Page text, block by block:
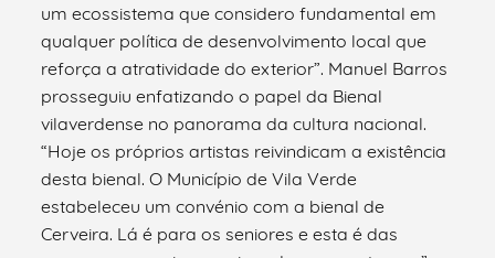
um ecossistema que considero fundamental em
qualquer política de desenvolvimento local que
reforça a atratividade do exterior”. Manuel Barros
prosseguiu enfatizando o papel da Bienal
vilaverdense no panorama da cultura nacional.
“Hoje os próprios artistas reivindicam a existência
desta bienal. O Município de Vila Verde
estabeleceu um convénio com a bienal de
Cerveira. Lá é para os seniores e esta é das